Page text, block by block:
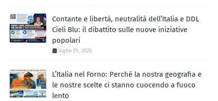
Contante e libertà, neutralità dell’Italia e DDL
Cieli Blu: il dibattito sulle nuove iniziative
popolari
luglio 29, 2026
L’Italia nel Forno: Perché la nostra geografia e
le nostre scelte ci stanno cuocendo a fuoco
lento